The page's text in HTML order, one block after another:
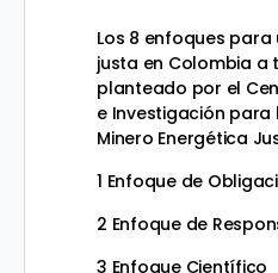
Los 8 enfoques
justa en Colombia a
planteado por el
e Investigación para
Minero Energética
1 Enfoque de
2 Enfoque de
3 Enfoque Científico